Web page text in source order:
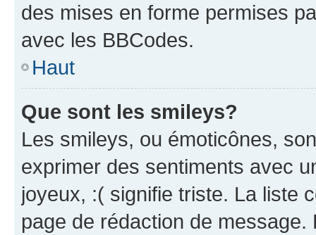
des mises en forme permises
avec les BBCodes.
Haut
Que sont les smileys?
Les smileys, ou émoticônes,
exprimer des sentiments avec
joyeux, :( signifie triste. La liste
page de rédaction de